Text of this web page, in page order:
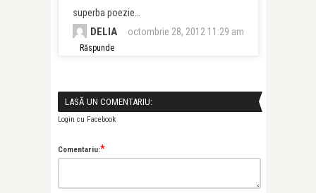
superba poezie…
DELIA octombrie 28, 2012 11:29 am
Răspunde
LASĂ UN COMENTARIU:
Login cu Facebook
Comentariu:*